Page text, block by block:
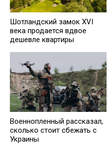
Шотландский замок XVI
века продается вдвое
дешевле квартиры
Военнопленный рассказал,
сколько стоит сбежать с
Украины